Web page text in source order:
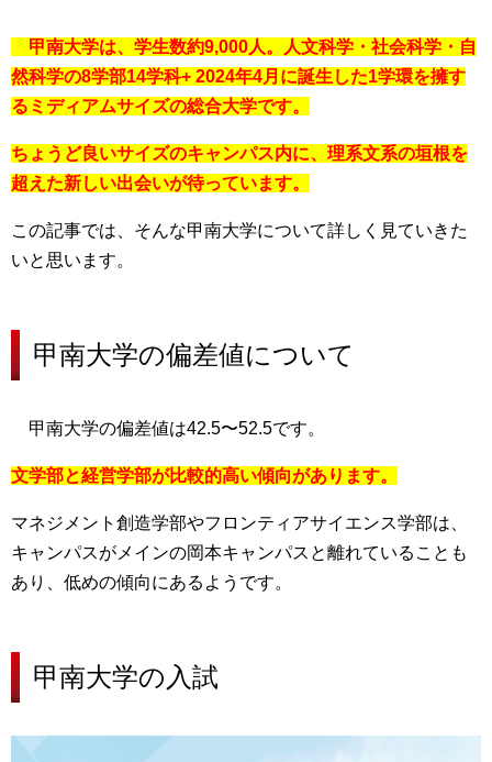
甲南大学は、学生数約9,000人。人文科学・社会科学・自
然科学の8学部14学科+ 2024年4月に誕生した1学環を擁す
るミディアムサイズの総合大学です。
ちょうど良いサイズのキャンパス内に、理系文系の垣根を
超えた新しい出会いが待っています。
この記事では、そんな甲南大学について詳しく見ていきた
いと思います。
甲南大学の偏差値について
甲南大学の偏差値は42.5〜52.5です。
文学部と経営学部が比較的高い傾向があります。
マネジメント創造学部やフロンティアサイエンス学部は、
キャンパスがメインの岡本キャンパスと離れていることも
あり、低めの傾向にあるようです。
甲南大学の 入試